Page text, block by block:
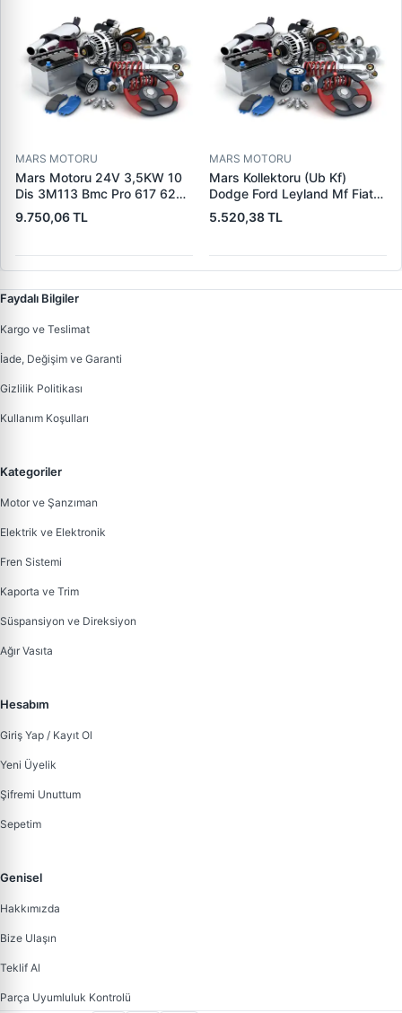
MARS MOTORU
Mars Motoru 24V 3,5KW 10
Dis 3M113 Bmc Pro 617 620
(619 240 36 619 240 46
Yerine) | LUCAS 619 241 46
9.750,06 TL
MARS MOTORU
Mars Kollektoru (Ub Kf)
Dodge Ford Leyland Mf Fiat
Trans | MAKO 72313941 |
OEM 72313941
5.520,38 TL
Faydalı Bilgiler
Kargo ve Teslimat
İade, Değişim ve Garanti
Gizlilik Politikası
Kullanım Koşulları
Kategoriler
Motor ve Şanzıman
Elektrik ve Elektronik
Fren Sistemi
Kaporta ve Trim
Süspansiyon ve Direksiyon
Ağır Vasıta
Hesabım
Giriş Yap / Kayıt Ol
Yeni Üyelik
Şifremi Unuttum
Sepetim
Genisel
Hakkımızda
Bize Ulaşın
Teklif Al
Parça Uyumluluk Kontrolü